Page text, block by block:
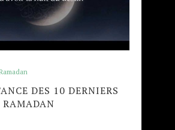
DES 10 DERNIERS
RAMADAN